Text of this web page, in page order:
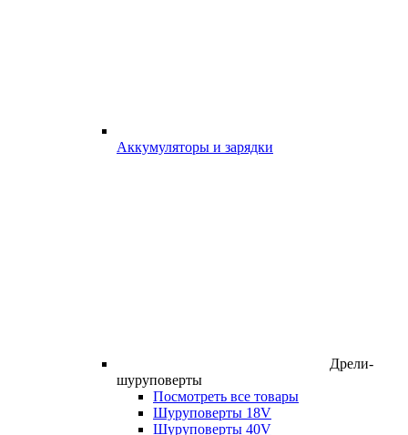
Аккумуляторы и зарядки
Дрели-
шуруповерты
Посмотреть все товары
Шуруповерты 18V
Шуруповерты 40V